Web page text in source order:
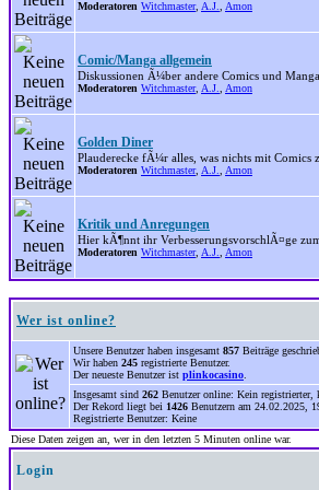
Moderatoren Witchmaster, A.J. Amon
Comic/Manga allgemein
Diskussionen Ã¼ber andere Comics und
Moderatoren Witchmaster, A.J. Amon
Golden Diner
Plauderecke fÃ¼r alles, was nichts mit Comics
Moderatoren Witchmaster, A.J. Amon
Kritik und Anregungen
Hier kÃ¶nnt ihr VerbesserungsvorschlÃ¤ge
Moderatoren Witchmaster, A.J. Amon
Wer ist online?
Unsere Benutzer haben insgesamt 857 Beiträge
Wir haben 245 registrierte Benutzer.
Der neueste Benutzer ist plinkocasino
Insgesamt sind 262 Benutzer online: Kein
Der Rekord liegt bei 1426 Benutzern am 24.02.2025,
Registrierte Benutzer: Keine
Diese Daten zeigen an, wer in den letzten 5 Minuten online war.
Login